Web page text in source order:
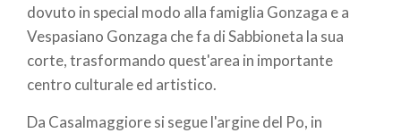
dovuto in special modo alla famiglia Gonzaga e a
Vespasiano Gonzaga che fa di Sabbioneta la sua
corte, trasformando quest'area in importante
centro culturale ed artistico.
Da Casalmaggiore si segue l'argine del Po, in